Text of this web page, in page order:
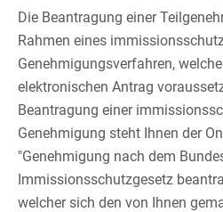
Die Beantragung einer
Rahmen eines
Genehmigungsverfahren,
elektronischen Antrag
Beantragung einer
Genehmigung steht Ihnen der
"Genehmigung nach dem
Immissionsschutzgesetz
welcher sich den von Ihnen